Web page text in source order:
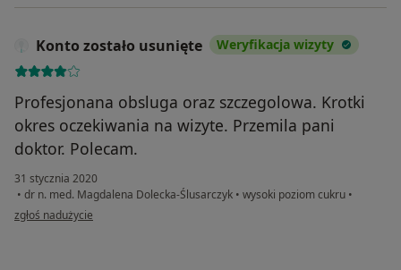
Konto zostało usunięte Weryfikacja wizyty
Profesjonana obsluga oraz szczegolowa. Krotki
okres oczekiwania na wizyte. Przemila pani
doktor. Polecam.
31 stycznia 2020
• dr n. med. Magdalena Dolecka-Ślusarczyk • wysoki poziom cukru •
w opinii użytkownika Konto zostało usunięte
zgłoś nadużycie